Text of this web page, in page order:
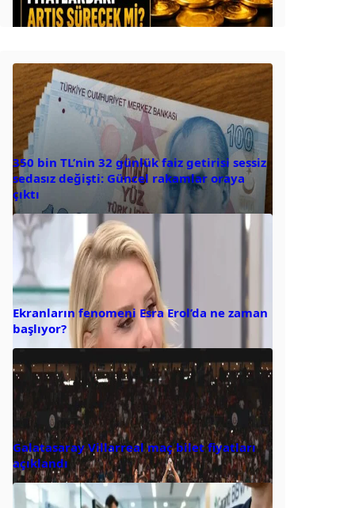
350 bin TL’nin 32 günlük faiz getirisi sessiz
sedasız değişti: Güncel rakamlar oraya
çıktı
Ekranların fenomeni Esra Erol’da ne zaman
başlıyor?
Galatasaray Villarreal maç bilet fiyatları
açıklandı